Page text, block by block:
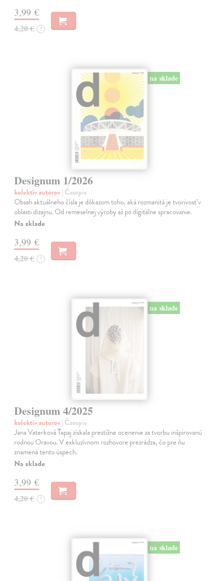
3,99 €
4,20 € ?
na sklade
Designum 1/2026
kolektív autorov| Časopis
Obsah aktuálneho čísla je dôkazom toho, aká rozmanitá je tvorivosť v
oblasti dizajnu. Od remeselnej výroby až po digitálne spracovanie.
Na sklade
3,99 €
4,20 € ?
na sklade
Designum 4/2025
kolektív autorov| Časopis
Jana Vaterková Ťapaj získala prestížne ocenenie za tvorbu inšpirovanú
rodnou Oravou. V exkluzívnom rozhovore prezrádza, čo pre ňu
znamená tento úspech.
Na sklade
3,99 €
4,20 € ?
na sklade